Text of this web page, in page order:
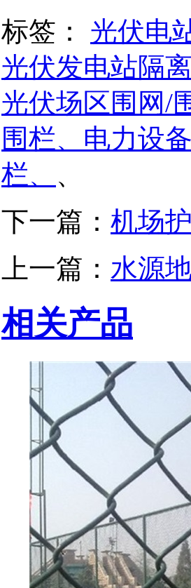
标签： 光伏电
光伏发电站隔
光伏场区围网/
围栏、电力设
栏、 、
下一篇： 机场
上一篇： 水源
相关产品